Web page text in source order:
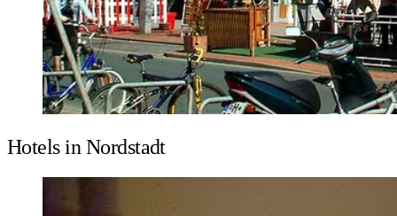
Hotels in Nordstadt